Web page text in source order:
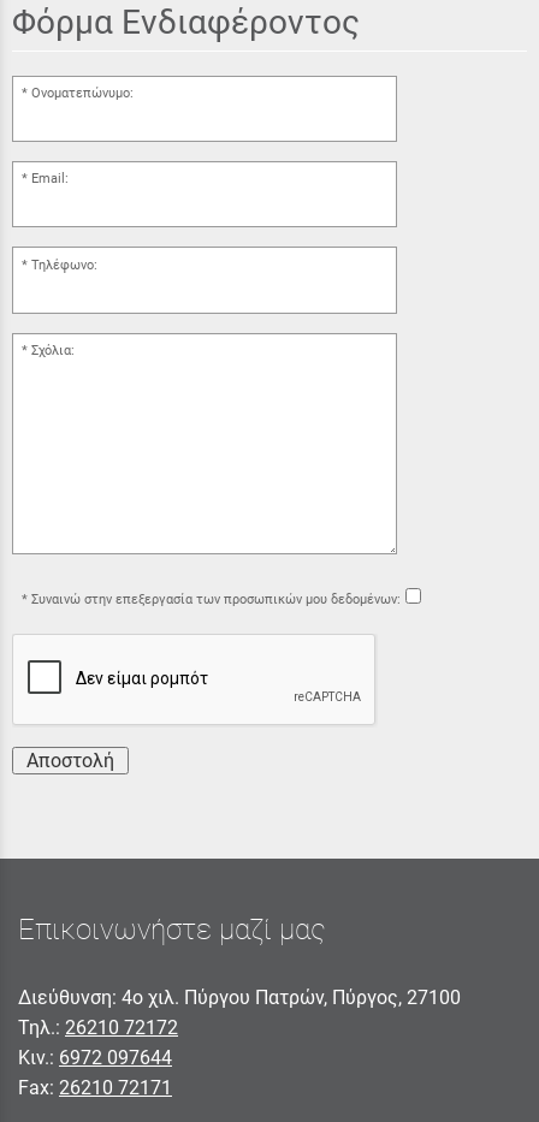
Φόρμα Ενδιαφέροντος
Ονοματεπώνυμο:
Email:
Τηλέφωνο:
Σχόλια:
Συναινώ στην επεξεργασία των προσωπικών μου δεδομένων:
Αποστολή
Επικοινωνήστε μαζί μας
Διεύθυνση: 4ο χιλ. Πύργου Πατρών, Πύργος, 27100
Τηλ.: 26210 72172
Κιν.: 6972 097644
Fax: 26210 72171